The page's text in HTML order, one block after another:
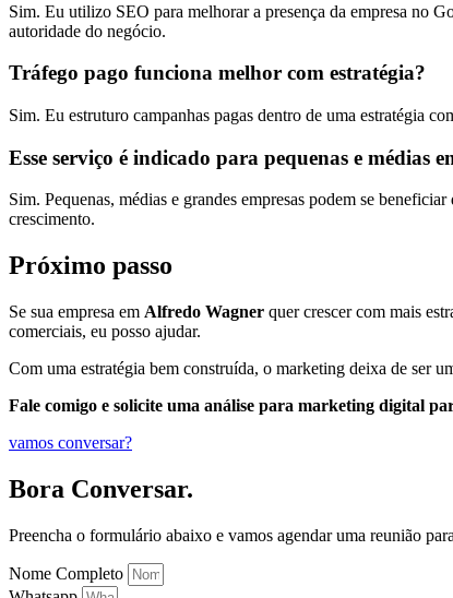
Sim. Eu utilizo SEO para melhorar a presença da empresa no
autoridade do negócio.
Tráfego pago funciona melhor com estratégia?
Sim. Eu estruturo campanhas pagas dentro de uma estratégia
Esse serviço é indicado para pequenas e médias
Sim. Pequenas, médias e grandes empresas podem se
crescimento.
Próximo passo
Se sua empresa em Alfredo Wagner quer crescer com mais
comerciais, eu posso ajudar.
Com uma estratégia bem construída, o marketing deixa de ser
Fale comigo e solicite uma análise para marketing digital
vamos conversar?
Bora Conversar.
Preencha o formulário abaixo e vamos agendar uma reunião
Nome Completo